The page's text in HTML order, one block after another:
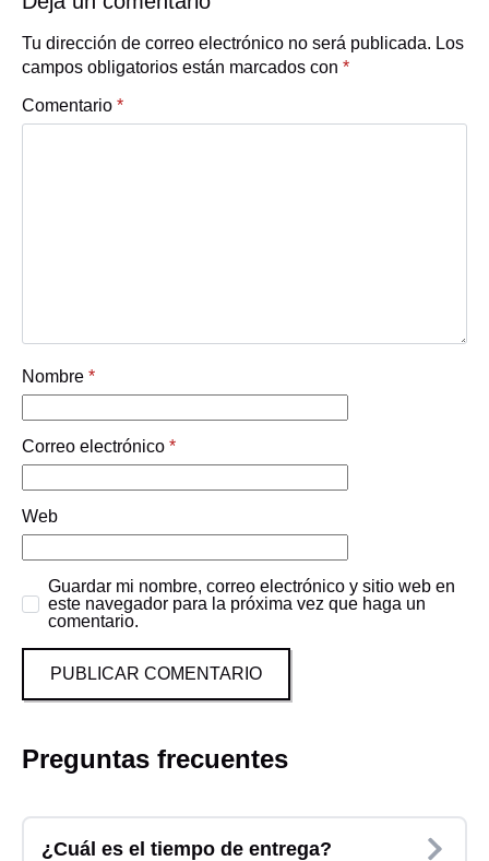
Tu dirección de correo electrónico no será publicada. Los
campos obligatorios están marcados con *
Comentario *
Nombre *
Correo electrónico *
Web
Guardar mi nombre, correo electrónico y sitio web en
este navegador para la próxima vez que haga un
comentario.
Preguntas frecuentes
¿Cuál es el tiempo de entrega?